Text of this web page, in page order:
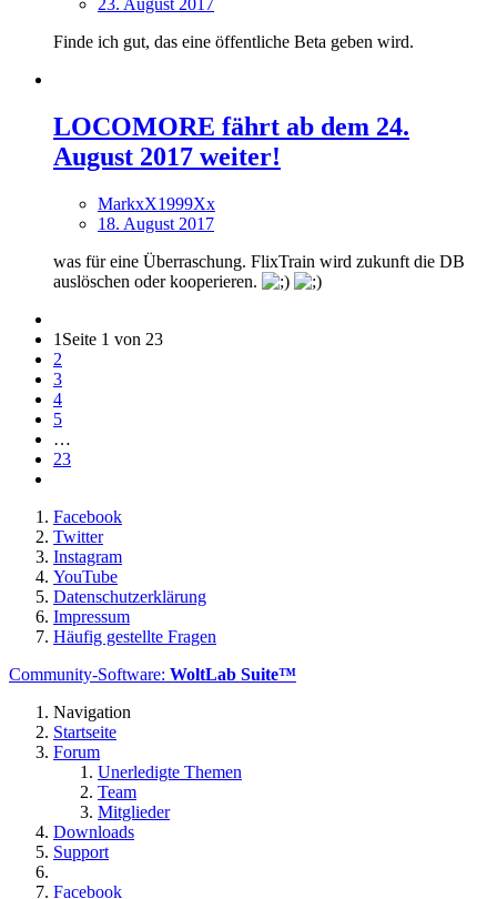
23. August 2017
Finde ich gut, das eine öffentliche Beta geben wird.
LOCOMORE fährt ab dem 24.
August 2017 weiter!
MarkxX1999Xx
18. August 2017
was für eine Überraschung. FlixTrain wird zukunft die DB
auslöschen oder kooperieren.
1 Seite 1 von 23
2
3
4
5
…
23
Facebook
Twitter
Instagram
YouTube
Datenschutzerklärung
Impressum
Häufig gestellte Fragen
Community-Software: WoltLab Suite™
Navigation
Startseite
Forum
Unerledigte Themen
Team
Mitglieder
Downloads
Support
Facebook